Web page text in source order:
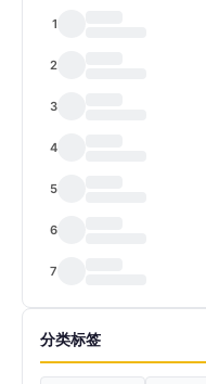
1
2
3
4
5
6
7
分类标签